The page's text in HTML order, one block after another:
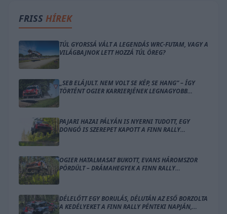
FRISS HÍREK
TÚL GYORSSÁ VÁLT A LEGENDÁS WRC-FUTAM, VAGY A
VILÁGBAJNOK LETT HOZZÁ TÚL ÖREG?
„SEB ELÁJULT. NEM VOLT SE KÉP, SE HANG” – ÍGY
TÖRTÉNT OGIER KARRIERJÉNEK LEGNAGYOBB
PAJARI HAZAI PÁLYÁN IS NYERNI TUDOTT, EGY
DONGÓ IS SZEREPET KAPOTT A FINN RALLY
OGIER HATALMASAT BUKOTT, EVANS HÁROMSZOR
PÖRDÜLT – DRÁMAHEGYEK A FINN RALLY
DÉLELŐTT EGY BORULÁS, DÉLUTÁN AZ ESŐ BORZOLTA
A KEDÉLYEKET A FINN RALLY PÉNTEKI NAPJÁN,